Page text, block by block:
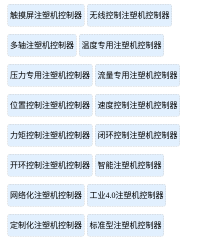
触摸屏注塑机控制器 无线控制注塑机控制器
多轴注塑机控制器 温度专用注塑机控制器
压力专用注塑机控制器 流量专用注塑机控制器
位置控制注塑机控制器 速度控制注塑机控制器
力矩控制注塑机控制器 闭环控制注塑机控制器
开环控制注塑机控制器 智能注塑机控制器
网络化注塑机控制器 工业4.0注塑机控制器
定制化注塑机控制器 标准型注塑机控制器